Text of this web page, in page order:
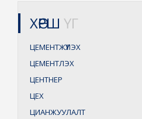
ХӨРШ ҮГ
ЦЕМЕНТЖҮҮЛЭХ
ЦЕМЕНТЛЭХ
ЦЕНТНЕР
ЦЕХ
ЦИАНЖУУЛАЛТ